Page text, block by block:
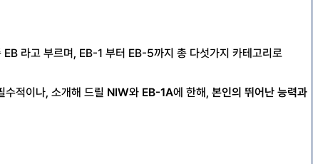
라고 부르며, EB-1 부터 EB-5까지 총 다섯가지 카테고리로
적이나, 소개해 드릴 NIW와 EB-1A에 한해, 본인의 뛰어난 능력과